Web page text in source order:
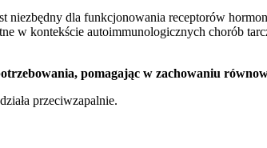
dla funkcjonowania receptorów
w kontekście autoimmunologicznych chorób
pomagając w zachowaniu
przeciwzapalnie.